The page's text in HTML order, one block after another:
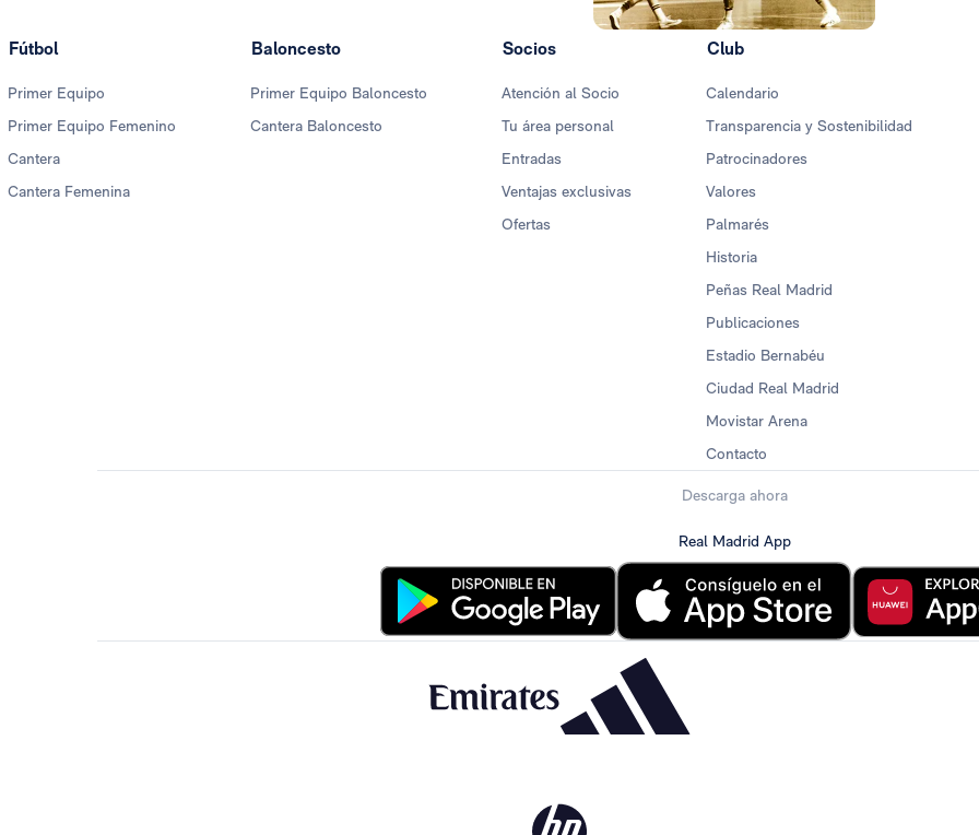
Fútbol
Primer Equipo
Primer Equipo Femenino
Cantera
Cantera Femenina
Baloncesto
Primer Equipo Baloncesto
Cantera Baloncesto
Socios
Atención al Socio
Tu área personal
Entradas
Ventajas exclusivas
Ofertas
Club
Calendario
Transparencia y Sostenibilidad
Patrocinadores
Valores
Palmarés
Historia
Peñas Real Madrid
Publicaciones
Estadio Bernabéu
Ciudad Real Madrid
Movistar Arena
Contacto
Descarga ahora
Real Madrid App